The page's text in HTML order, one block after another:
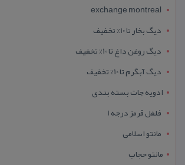
exchange montreal
دیگ بخار تا 10% تخفیف
دیگ روغن داغ تا 10% تخفیف
دیگ آبگرم تا 10% تخفیف
ادویه جات بسته بندی
فلفل قرمز درجه 1
مانتو اسلامی
مانتو حجاب